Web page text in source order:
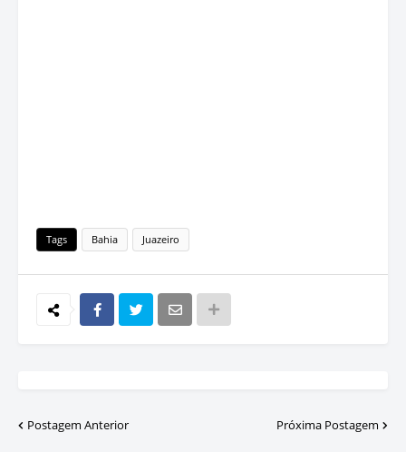
Tags Bahia Juazeiro
Postagem Anterior Próxima Postagem